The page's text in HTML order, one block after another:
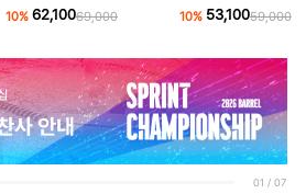
10% 62,10069,000
10% 53,10059,000
01 / 07